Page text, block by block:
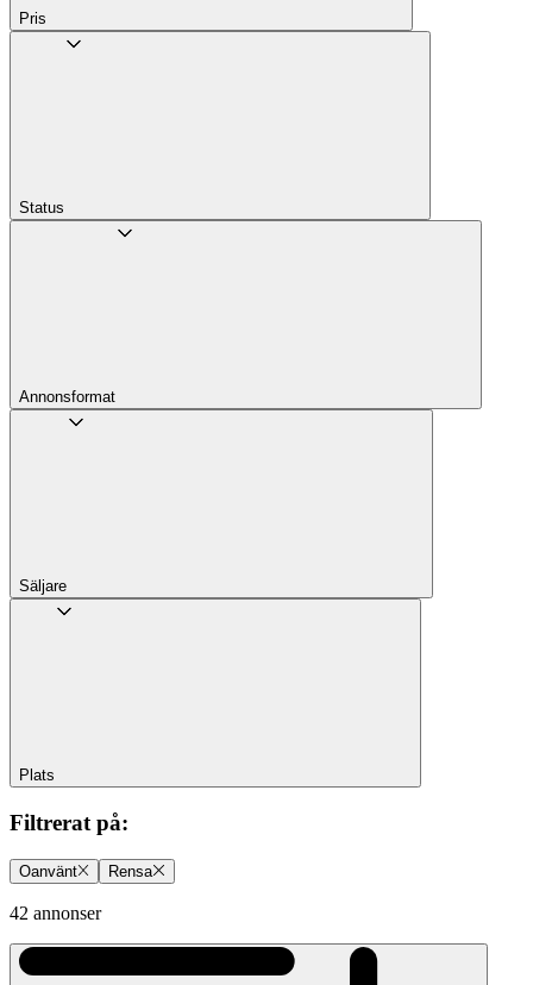
Pris
Status
Annons­format
Säljare
Plats
Filtrerat på:
Oanvänt Rensa
42 annonser